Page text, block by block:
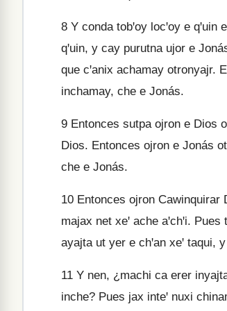
8 Y conda tobꞌoy locꞌoy e qꞌuin
qꞌuin, y cay purutna ujor e
que cꞌanix achamay otronyajr.
inchamay, che e Jonás.
9 Entonces sutpa ojron e Dios
Dios. Entonces ojron e Jonás
che e Jonás.
10 Entonces ojron Cawinquirar
majax net xeꞌ ache aꞌchꞌi.
ayajta ut yer e chꞌan xeꞌ taqui,
11 Y nen, ¿machi ca erer
inche? Pues jax inteꞌ nuxi